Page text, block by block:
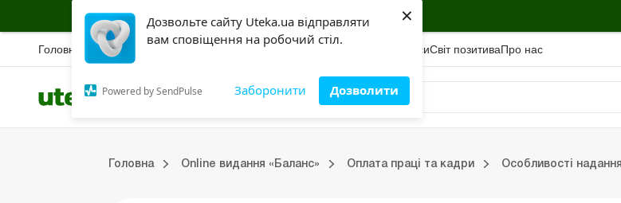
Дозвольте сайту Uteka.ua відправляти
вам сповіщення на робочий стіл.
Powered by SendPulse Заборонити Дозволити
×
Підписуйся на інформаційну страховку бухгалтера
Головна НовиниВебінари Спецрозбір Правова база СервісиСвiт позитиваПро нас
Розділи Всі категорії
Головна Online видання «Баланс» Оплата праці та кадри Особливості